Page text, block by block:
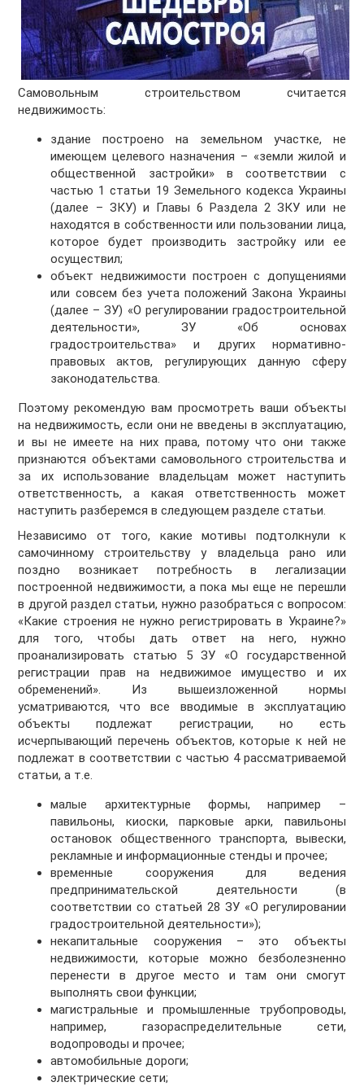
Самовольным строительством считается
недвижимость:
здание построено на земельном участке, не
имеющем целевого назначения – «земли жилой и
общественной застройки» в соответствии с
частью 1 статьи 19 Земельного кодекса Украины
(далее – ЗКУ) и Главы 6 Раздела 2 ЗКУ или не
находятся в собственности или пользовании лица,
которое будет производить застройку или ее
осуществил;
объект недвижимости построен с допущениями
или совсем без учета положений Закона Украины
(далее – ЗУ) «О регулировании градостроительной
деятельности», ЗУ «Об основах
градостроительства» и других нормативно-
правовых актов, регулирующих данную сферу
законодательства.
Поэтому рекомендую вам просмотреть ваши объекты
на недвижимость, если они не введены в эксплуатацию,
и вы не имеете на них права, потому что они также
признаются объектами самовольного строительства и
за их использование владельцам может наступить
ответственность, а какая ответственность может
наступить разберемся в следующем разделе статьи.
Независимо от того, какие мотивы подтолкнули к
самочинному строительству у владельца рано или
поздно возникает потребность в легализации
построенной недвижимости, а пока мы еще не перешли
в другой раздел статьи, нужно разобраться с вопросом:
«Какие строения не нужно регистрировать в Украине?»
для того, чтобы дать ответ на него, нужно
проанализировать статью 5 ЗУ «О государственной
регистрации прав на недвижимое имущество и их
обременений». Из вышеизложенной нормы
усматриваются, что все вводимые в эксплуатацию
объекты подлежат регистрации, но есть
исчерпывающий перечень объектов, которые к ней не
подлежат в соответствии с частью 4 рассматриваемой
статьи, а т.е.
малые архитектурные формы, например –
павильоны, киоски, парковые арки, павильоны
остановок общественного транспорта, вывески,
рекламные и информационные стенды и прочее;
временные сооружения для ведения
предпринимательской деятельности (в
соответствии со статьей 28 ЗУ «О регулировании
градостроительной деятельности»);
некапитальные сооружения – это объекты
недвижимости, которые можно безболезненно
перенести в другое место и там они смогут
выполнять свои функции;
магистральные и промышленные трубопроводы,
например, газораспределительные сети,
водопроводы и прочее;
автомобильные дороги;
электрические сети;